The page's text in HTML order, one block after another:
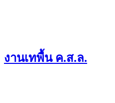
งานเทพื้น ค.ส.ล.